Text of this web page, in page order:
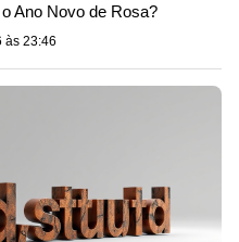
Ano Novo de Rosa?
às 23:46